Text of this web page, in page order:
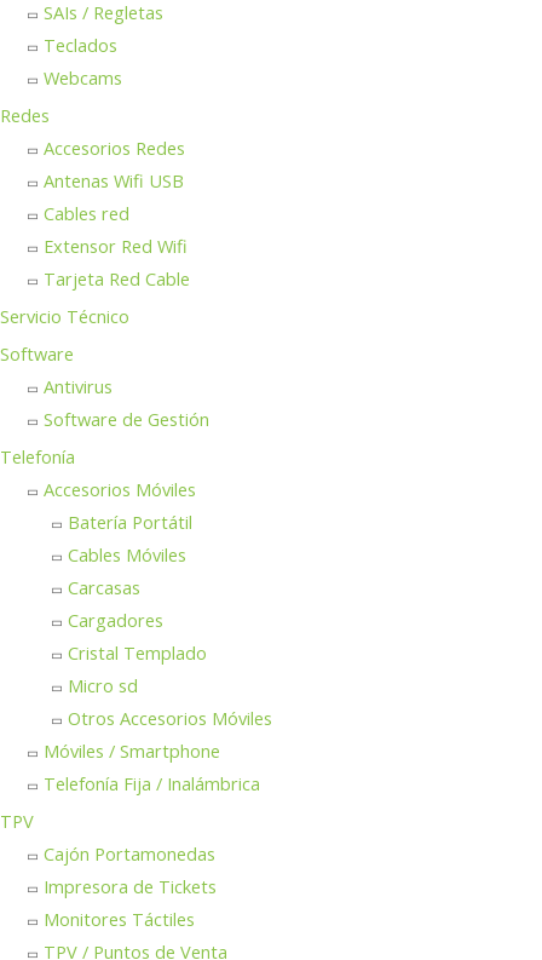
SAIs / Regletas
Teclados
Webcams
Redes
Accesorios Redes
Antenas Wifi USB
Cables red
Extensor Red Wifi
Tarjeta Red Cable
Servicio Técnico
Software
Antivirus
Software de Gestión
Telefonía
Accesorios Móviles
Batería Portátil
Cables Móviles
Carcasas
Cargadores
Cristal Templado
Micro sd
Otros Accesorios Móviles
Móviles / Smartphone
Telefonía Fija / Inalámbrica
TPV
Cajón Portamonedas
Impresora de Tickets
Monitores Táctiles
TPV / Puntos de Venta